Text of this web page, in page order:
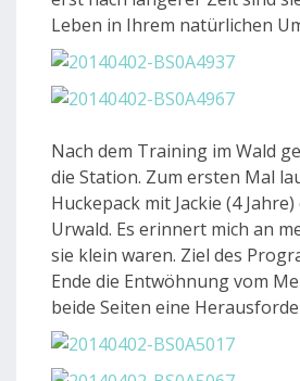
Leben in Ihrem natürlichen
Nach dem Training im Wald
die Station. Zum ersten Mal
Huckepack mit Jackie (4
Urwald. Es erinnert mich an
sie klein waren. Ziel des
Ende die Entwöhnung vom
beide Seiten eine